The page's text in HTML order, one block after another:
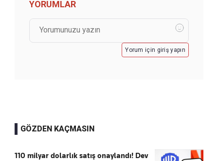
YORUMLAR
Yorum için giriş yapın
GÖZDEN KAÇMASIN
110 milyar dolarlık satış onaylandı! Dev